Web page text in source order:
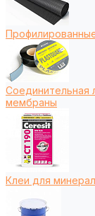
Соединительная
мембраны
Клеи для